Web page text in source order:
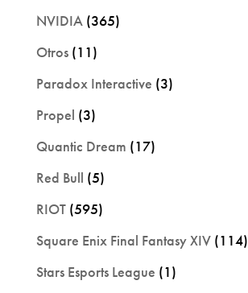
NVIDIA(365)
Otros(11)
Paradox Interactive (3)
Propel (3)
Quantic Dream (17)
Red Bull (5)
RIOT(595)
Square Enix Final Fantasy XIV(114)
Stars Esports League (1)